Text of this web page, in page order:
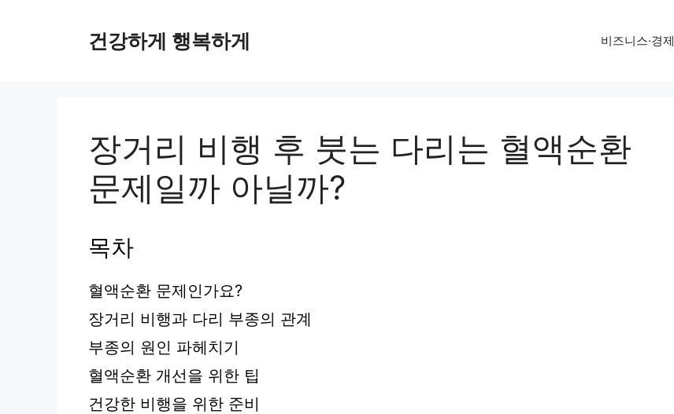
건강하게 행복하게 비즈니스·경제
장거리 비행 후 붓는 다리는 혈액순환
문제일까 아닐까?
목차
혈액순환 문제인가요?
장거리 비행과 다리 부종의 관계
부종의 원인 파헤치기
혈액순환 개선을 위한 팁
건강한 비행을 위한 준비